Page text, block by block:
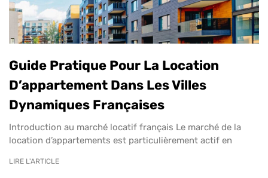
Guide Pratique Pour La Location
D’appartement Dans Les Villes
Dynamiques Françaises
Introduction au marché locatif français Le marché de la
location d’appartements est particulièrement actif en
LIRE L'ARTICLE